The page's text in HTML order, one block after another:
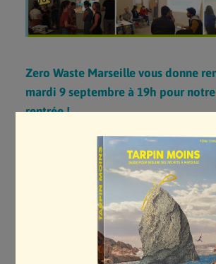
LIVRES &
RECETTES
NOS
DÉFI DES
DÉFI VOISINS
DÉFI DES
COMMERCE
TARPIN
Zero Waste Marseille vous donne
mardi 9 septembre à 19h pour
rentrée !
Nous invitons les bénévoles,
salariées de Zero Waste Marseille et
personnes qui s’intéressent à nos
aimeraient en savoir plus et/ou
côtés, à venir célébrer nos
pause estivale bien méritée !